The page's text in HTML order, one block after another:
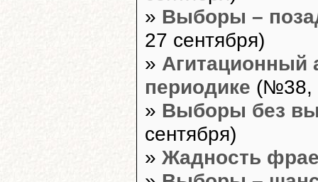
» Выборы –
27 сентября)
» Агитационный
периодике (№38,
» Выборы без
сентября)
» Жадность